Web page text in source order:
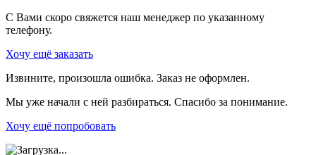
С Вами скоро свяжется наш менеджер по указанному
телефону.
Хочу ещё заказать
Извините, произошла ошибка. Заказ не оформлен.
Мы уже начали с ней разбираться. Спасибо за понимание.
Хочу ещё попробовать